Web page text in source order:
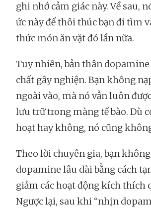
ghi nhớ cảm giác này. Về sau,
ức này để thôi thúc bạn đi tìm
thức món ăn vặt đó lần nữa.
Tuy nhiên, bản thân
chất gây nghiện. Bạn không
ngoài vào, mà nó vẫn luôn
lưu trữ trong màng tế bào. Dù
hoạt hay không, nó cũng
Theo lời chuyên gia, bạn
dopamine lâu dài bằng cách
giảm các hoạt động kích thích
Ngược lại, sau khi “nhịn